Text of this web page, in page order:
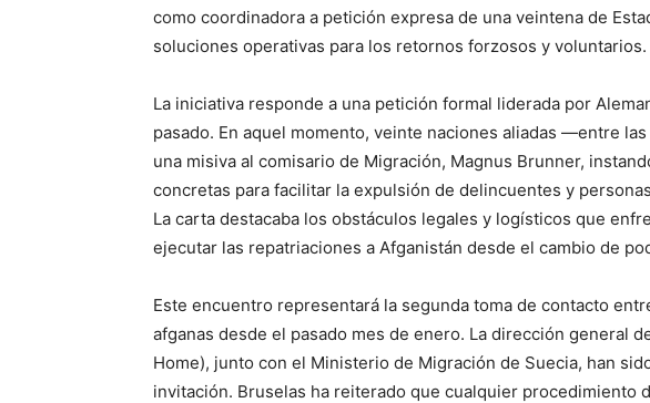
como coordinadora a petición expresa de una veintena de
soluciones operativas para los retornos forzosos y voluntarios.
La iniciativa responde a una petición formal liderada por
pasado. En aquel momento, veinte naciones aliadas —entre
una misiva al comisario de Migración, Magnus Brunner,
concretas para facilitar la expulsión de delincuentes y
La carta destacaba los obstáculos legales y logísticos que
ejecutar las repatriaciones a Afganistán desde el cambio de
Este encuentro representará la segunda toma de contacto
afganas desde el pasado mes de enero. La dirección general
Home), junto con el Ministerio de Migración de Suecia, han
invitación. Bruselas ha reiterado que cualquier procedimiento